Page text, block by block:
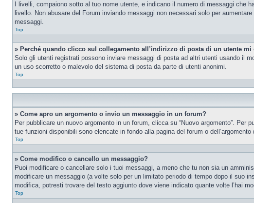
I livelli, compaiono sotto al tuo nome utente, e indicano il numero di messaggi
livello. Non abusare del Forum inviando messaggi non necessari solo per
messaggi.
Top
» Perché quando clicco sul collegamento all’indirizzo di posta di un utente mi
Solo gli utenti registrati possono inviare messaggi di posta ad altri utenti usando il
un uso scorretto o malevolo del sistema di posta da parte di utenti anonimi.
Top
» Come apro un argomento o invio un messaggio in un forum?
Per pubblicare un nuovo argomento in un forum, clicca su “Nuovo argomento”.
tue funzioni disponibili sono elencate in fondo alla pagina del forum o dell’argomento
Top
» Come modifico o cancello un messaggio?
Puoi modificare o cancellare solo i tuoi messaggi, a meno che tu non sia un
modificare un messaggio (a volte solo per un limitato periodo di tempo dopo il suo
modifica, potresti trovare del testo aggiunto dove viene indicato quante volte l’hai
Top